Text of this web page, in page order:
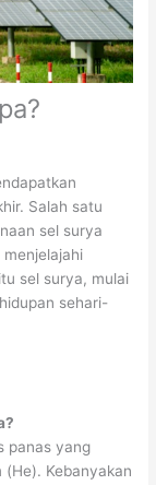
Salah satu
sel surya
sel surya, mulai
sehari-
panas yang
Kebanyakan